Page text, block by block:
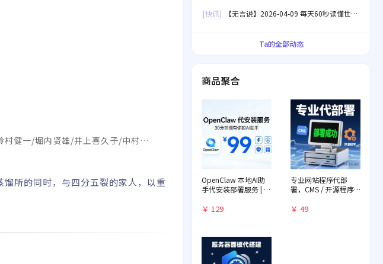
一/堀内贤雄/井上喜久子/中村悠
所的同时，与四分五裂的家人，以重
[快讯]
【无言说】2026-04-09 每天60秒读懂世
Ta的全部动态
商品聚合
OpenClaw 本地AI助
手代安装部署服务 | 远
门教程
￥ 129
专业网站程序代部
署，CMS / 开源程序
￥ 49